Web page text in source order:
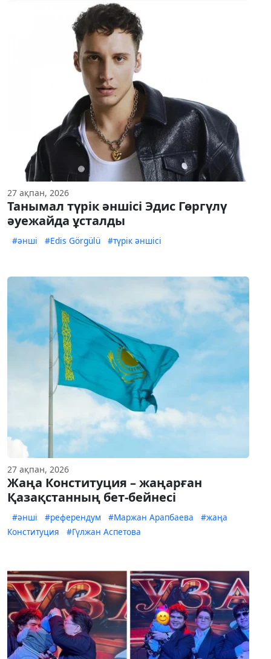
27 ақпан, 2026
Танымал түрік әншісі Эдис Гөргүлү
әуежайда ұсталды
#әнші #Edis Görgülü #түрік әншісі
27 ақпан, 2026
Жаңа Конституция – жаңарған
Қазақстанның бет-бейнесі
#әнші #референдум #Маржан Арапбаева
#жаңа
Конституция
#Гүлжан Аспетова